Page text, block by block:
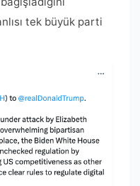
tek büyük parti